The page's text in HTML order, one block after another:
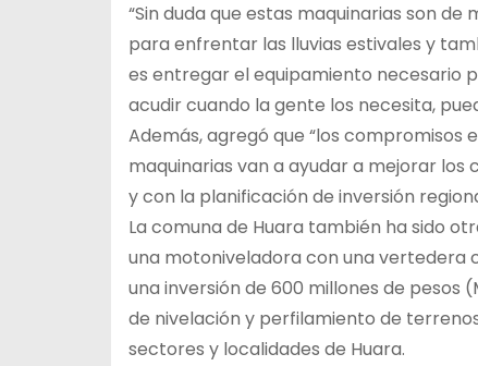
“Sin duda que estas maquinarias son
para enfrentar las lluvias estivales y
es entregar el equipamiento necesario
acudir cuando la gente los necesita,
Además, agregó que “los compromisos
maquinarias van a ayudar a mejorar
y con la planificación de inversión
La comuna de Huara también ha sido
una motoniveladora con una vertedera
una inversión de 600 millones de pesos
de nivelación y perfilamiento de
sectores y localidades de Huara.